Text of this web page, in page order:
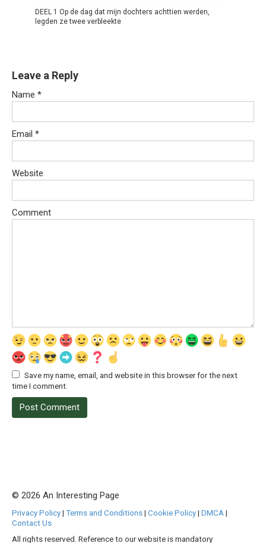
DEEL 1 Op de dag dat mijn dochters achttien werden,
legden ze twee verbleekte
Leave a Reply
Name *
Email *
Website
Comment
Save my name, email, and website in this browser for the next
time I comment.
© 2026 An Interesting Page
Privacy Policy| Terms and Conditions| Cookie Policy| DMCA |
Contact Us
All rights reserved. Reference to our website is mandatory